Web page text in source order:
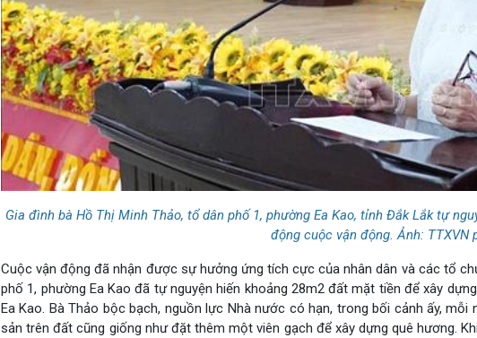
Gia đình bà Hồ Thị Minh Thảo, tổ dân phố 1, phường Ea Kao, tỉnh Đắk Lắk tự
động cuộc vận động. Ảnh: TTXVN
Cuộc vận động đã nhận được sự hưởng ứng tích cực của nhân dân và các tổ
phố 1, phường Ea Kao đã tự nguyện hiến khoảng 28m2 đất mặt tiền để xây
Ea Kao. Bà Thảo bộc bạch, nguồn lực Nhà nước có hạn, trong bối cảnh ấy,
sản trên đất cũng giống như đặt thêm một viên gạch để xây dựng quê hương.